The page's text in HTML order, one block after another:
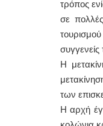
τρόπος
σε
Η
των
Η αρχή